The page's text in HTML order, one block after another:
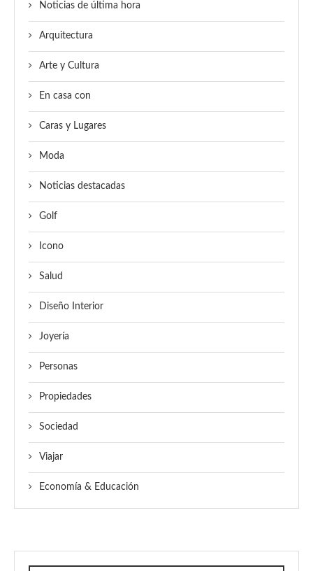
Noticias de última hora
Arquitectura
Arte y Cultura
En casa con
Caras y Lugares
Moda
Noticias destacadas
Golf
Icono
Salud
Diseño Interior
Joyería
Personas
Propiedades
Sociedad
Viajar
Economía & Educación